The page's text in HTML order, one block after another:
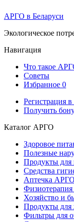
АРГО в Беларуси
Экологическое
Навигация
Что такое
Советы
Избранное 0
Регистрация
Получить
Каталог АРГО
Здоровое
Полезные
Продукты для
Средства
Аптечка АРГО
Хозяйство и
Продукты
Фильтры для